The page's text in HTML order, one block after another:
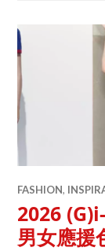
FASHION,
2026
男女應援